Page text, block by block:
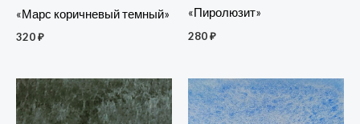
«Марс коричневый темный»
320₽
«Пиролюзит»
280₽